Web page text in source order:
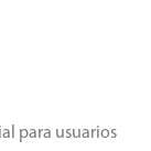
para usuarios